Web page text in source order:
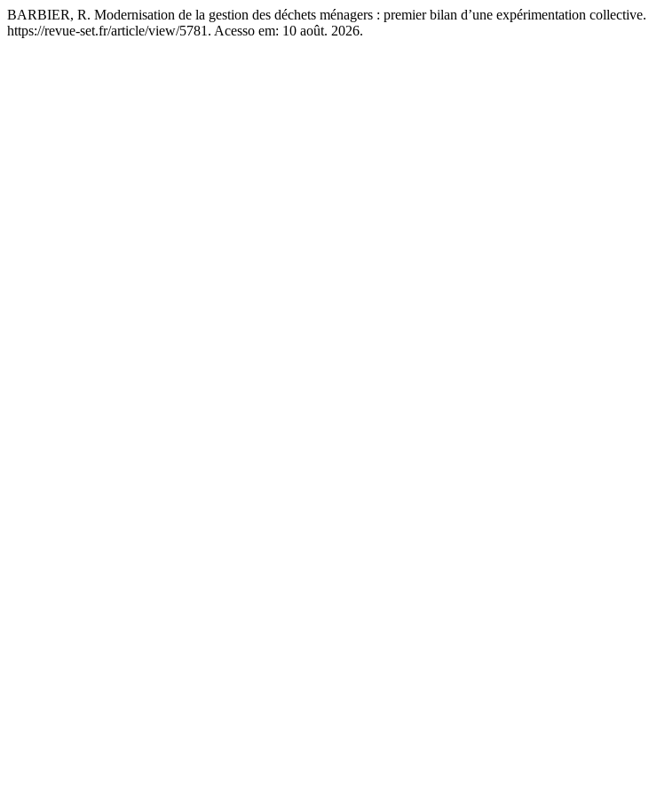
BARBIER, R. Modernisation de la gestion des déchets ménagers : premier bilan d’une expérimentation collective.
https://revue-set.fr/article/view/5781. Acesso em: 10 août. 2026.